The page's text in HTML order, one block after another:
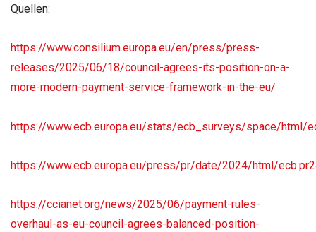
Quellen:
https://www.consilium.europa.eu/en/press/press-
releases/2025/06/18/council-agrees-its-position-on-a-
more-modern-payment-service-framework-in-the-eu/
https://www.ecb.europa.eu/stats/ecb_surveys/space/html/
https://www.ecb.europa.eu/press/pr/date/2024/html/
https://ccianet.org/news/2025/06/payment-rules-
overhaul-as-eu-council-agrees-balanced-position-